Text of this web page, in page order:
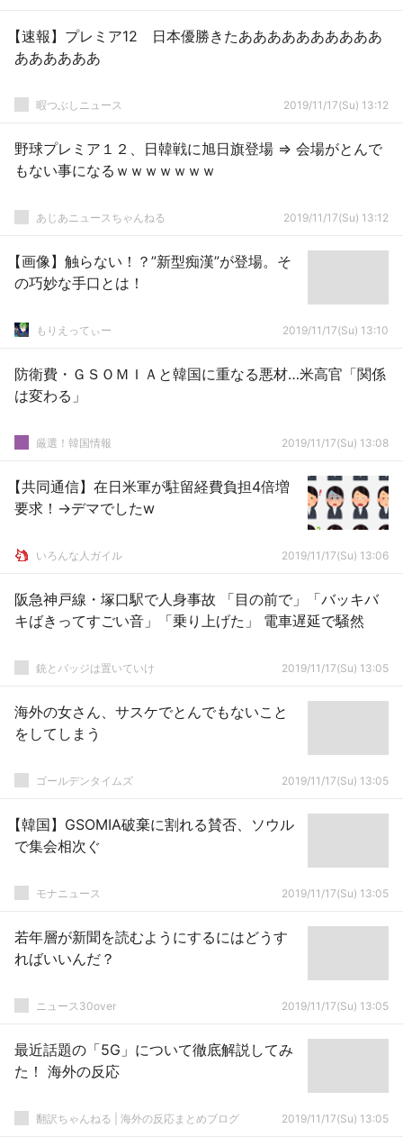
【速報】プレミア12 日本優勝きたああああああああああ
ああああああ
暇つぶしニュース 2019/11/17(Su) 13:12
野球プレミア１２、日韓戦に旭日旗登場 ⇒ 会場がとんで
もない事になるｗｗｗｗｗｗｗ
あじあニュースちゃんねる 2019/11/17(Su) 13:12
【画像】触らない！？”新型痴漢”が登場。そ
の巧妙な手口とは！
もりえってぃー 2019/11/17(Su) 13:10
防衛費・ＧＳＯＭＩＡと韓国に重なる悪材…米高官「関係
は変わる」
厳選！韓国情報 2019/11/17(Su) 13:08
【共同通信】在日米軍が駐留経費負担4倍増
要求！→デマでしたw
いろんな人ガイル 2019/11/17(Su) 13:06
阪急神戸線・塚口駅で人身事故 「目の前で」「バッキバ
キばきってすごい音」「乗り上げた」 電車遅延で騒然
銃とバッジは置いていけ 2019/11/17(Su) 13:05
海外の女さん、サスケでとんでもないこと
をしてしまう
ゴールデンタイムズ 2019/11/17(Su) 13:05
【韓国】GSOMIA破棄に割れる賛否、ソウル
で集会相次ぐ
モナニュース 2019/11/17(Su) 13:05
若年層が新聞を読むようにするにはどうす
ればいいんだ？
ニュース30over 2019/11/17(Su) 13:05
最近話題の「5G」について徹底解説してみ
た！ 海外の反応
翻訳ちゃんねる | 海外の反応まとめブログ 2019/11/17(Su) 13:05